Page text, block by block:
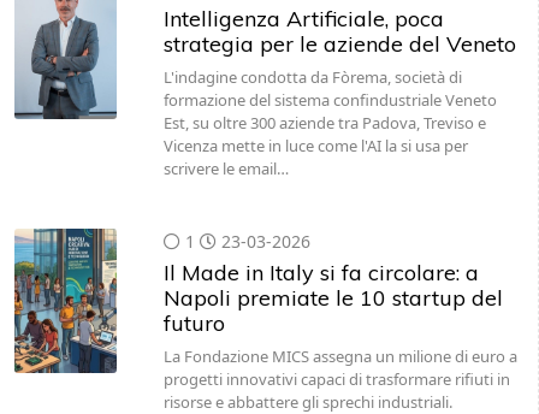
Intelligenza Artificiale, poca
strategia per le aziende del Veneto
L'indagine condotta da Fòrema, società di
formazione del sistema confindustriale Veneto
Est, su oltre 300 aziende tra Padova, Treviso e
Vicenza mette in luce come l'AI la si usa per
scrivere le email…
1 23-03-2026
Il Made in Italy si fa circolare: a
Napoli premiate le 10 startup del
futuro
La Fondazione MICS assegna un milione di euro a
progetti innovativi capaci di trasformare rifiuti in
risorse e abbattere gli sprechi industriali.